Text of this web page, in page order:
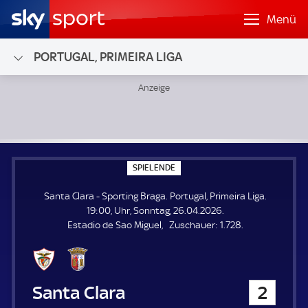
Menü
PORTUGAL, PRIMEIRA LIGA
SPIELENDE
P
E
L
E
N
Santa Clara - Sporting Braga. Portugal, Primeira Liga.
19:00, Uhr, Sonntag, 26.04.2026.
Estadio de Sao Miguel
Zuschauer: Z1.728.
Santa Clara 2